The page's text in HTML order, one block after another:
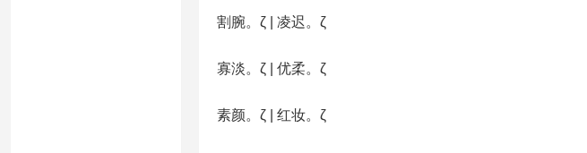
割腕。ζ | 凌迟。ζ
寡淡。ζ | 优柔。ζ
素颜。ζ | 红妆。ζ